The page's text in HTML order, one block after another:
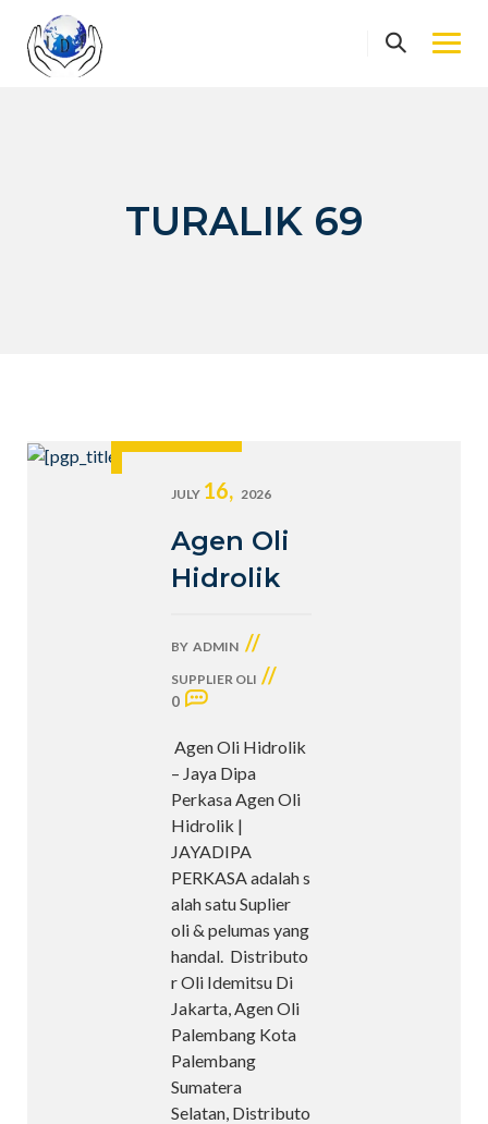
content
TURALIK 69
JULY 16, 2026
Agen Oli
Hidrolik
BY ADMIN //
SUPPLIER OLI //
0
Agen Oli Hidrolik
– Jaya Dipa
Perkasa Agen Oli
Hidrolik |
JAYADIPA
PERKASA adalah s
alah satu Suplier
oli & pelumas yang
handal. Distributo
r Oli Idemitsu Di
Jakarta, Agen Oli
Palembang Kota
Palembang
Sumatera
Selatan, Distributo